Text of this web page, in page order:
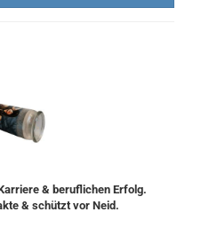
& beruflichen Erfolg.
& schützt vor Neid.